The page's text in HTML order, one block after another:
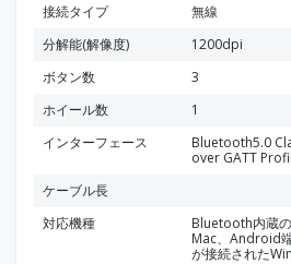
接続タイプ
無線
分解能(解像度)
1200dpi
ボタン数
3
ホイール数
1
インターフェース
Bluetooth5.0
over GATT
ケーブル長
対応機種
Bluetooth内蔵
Mac、Android
が接続された